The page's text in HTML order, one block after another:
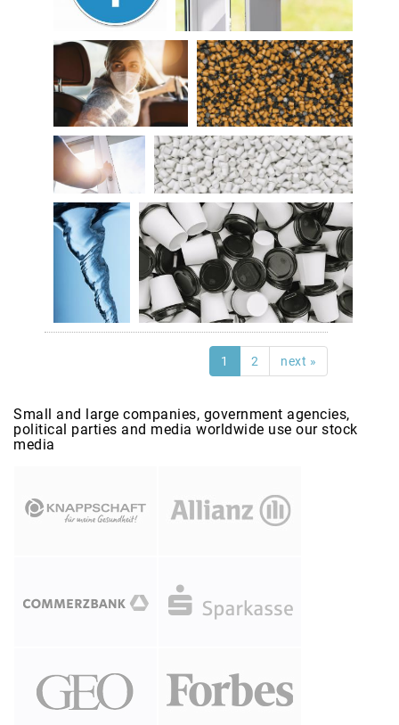
1 2 next »
Small and large companies, government agencies,
political parties and media worldwide use our stock
media